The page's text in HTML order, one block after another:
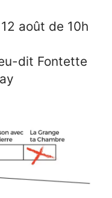
août de 10h
dit Fontette